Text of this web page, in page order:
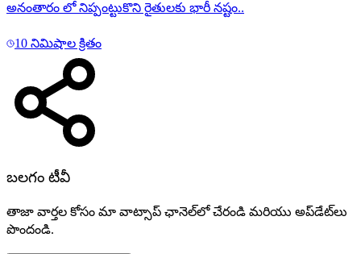
అనంతారం లో నిప్పంట్టుకొని రైతులకు భారీ నష్టం..
10 నిమిషాల క్రితం
బలగం టీవీ
తాజా వార్తల కోసం మా వాట్సాప్ ఛానెల్‌లో చేరండి మరియు అప్‌డేట్‌లు
పొందండి.